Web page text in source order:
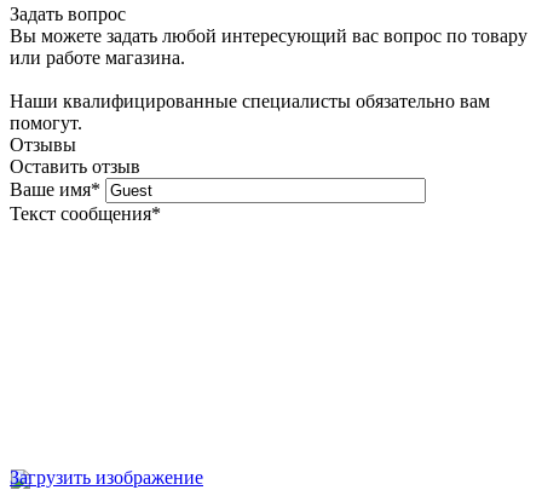
Задать вопрос
Вы можете задать любой интересующий вас вопрос по товару
или работе магазина.
Наши квалифицированные специалисты обязательно вам
помогут.
Отзывы
Оставить отзыв
Ваше имя*
Текст сообщения*
Загрузить изображение